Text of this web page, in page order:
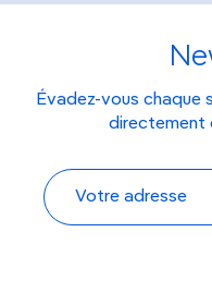
Évadez-vous chaque
directement